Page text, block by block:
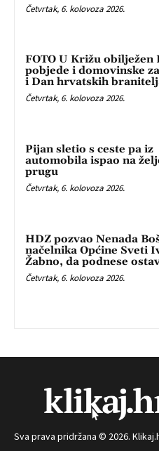
Četvrtak, 6. kolovoza 2026.
FOTO U Križu obilježen
pobjede i domovinske
i Dan hrvatskih
Četvrtak, 6. kolovoza 2026.
Pijan sletio s ceste pa iz
automobila ispao na
prugu
Četvrtak, 6. kolovoza 2026.
HDZ pozvao Nenada
načelnika Općine Sveti
Žabno, da podnese
Četvrtak, 6. kolovoza 2026.
Sva prava pridržana © 2026.